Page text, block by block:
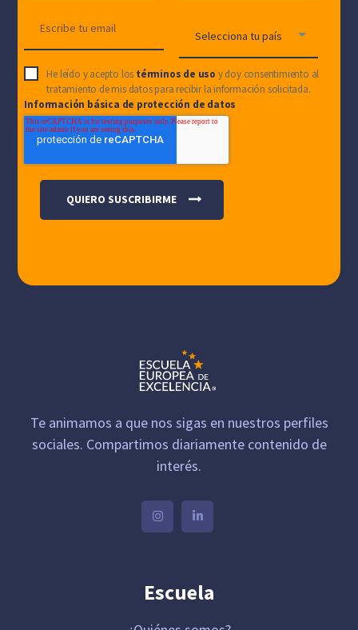
He leído y acepto los términos de uso y doy consentimiento al
tratamiento de mis datos para recibir la información solicitada.
Información básica de protección de datos
Te animamos a que nos sigas en nuestros perfiles
sociales. Compartimos diariamente contenido de
interés.
Escuela